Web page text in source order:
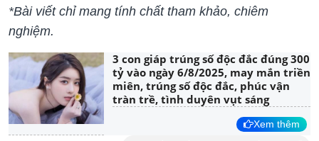
*Bài viết chỉ mang tính chất tham khảo, chiêm
nghiệm.
3 con giáp trúng số độc đắc đúng 300
tỷ vào ngày 6/8/2025, may mắn triền
miên, trúng số độc đắc, phúc vận
tràn trề, tình duyên vụt sáng
Xem thêm